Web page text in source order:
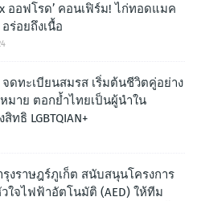
ออฟโรด’ คอนเฟิร์ม! ไก่ทอดแมค
ร่อยถึงเนื้อ
ดทะเบียนสมรส เริ่มต้นชีวิตคู่อย่าง
มาย ตอกย้ำไทยเป็นผู้นำใน
ทธิ LGBTQIAN+
งราษฎร์ภูเก็ต สนับสนุนโครงการ
ใจไฟฟ้าอัตโนมัติ (AED) ให้ทีม